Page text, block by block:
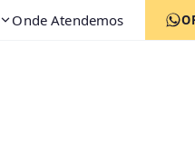
Onde Atendemos